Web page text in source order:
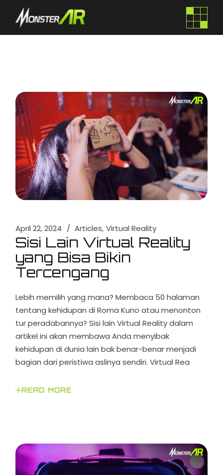
April 22, 2024 Articles Virtual Reality
Sisi Lain Virtual Reality
yang Bisa Bikin
Tercengang
Lebih memilih yang mana? Membaca 50 halaman
tentang kehidupan di Roma Kuno atau menonton
tur peradabannya? Sisi lain Virtual Reality dalam
artikel ini akan membawa Anda menyibak
kehidupan di dunia lain bak benar-benar menjadi
bagian dari peristiwa aslinya sendiri. Virtual Rea
READ MORE